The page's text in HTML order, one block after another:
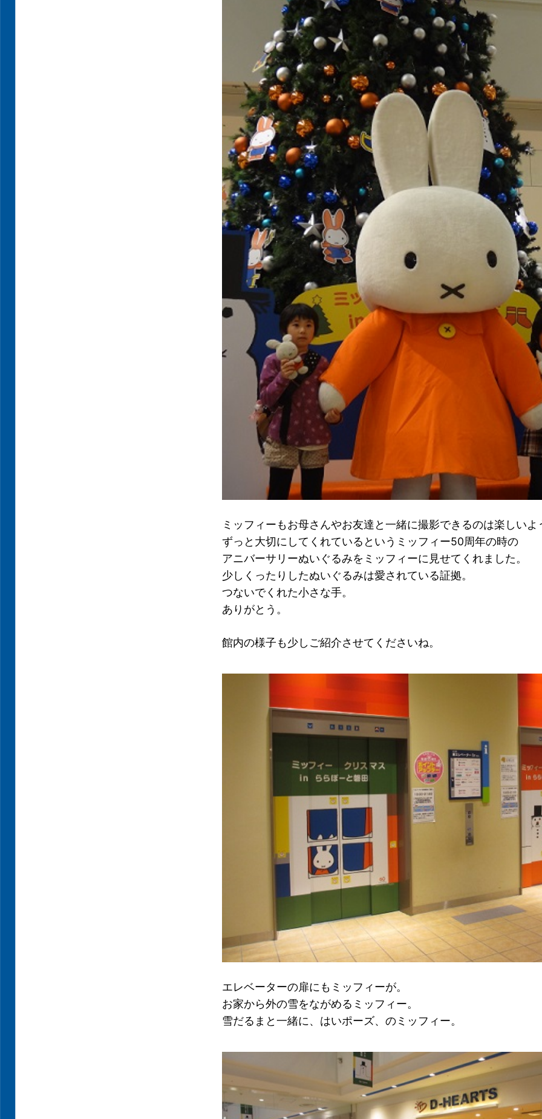
ミッフィーもお母さんやお友達と一緒に撮影できるのは楽しいよ
ずっと大切にしてくれているというミッフィー50周年の時の
アニバーサリーぬいぐるみをミッフィーに見せてくれました。
少しくったりしたぬいぐるみは愛されている証拠。
つないでくれた小さな手。
ありがとう。
館内の様子も少しご紹介させてくださいね。
エレベーターの扉にもミッフィーが。
お家から外の雪をながめるミッフィー。
雪だるまと一緒に、はいポーズ、のミッフィー。